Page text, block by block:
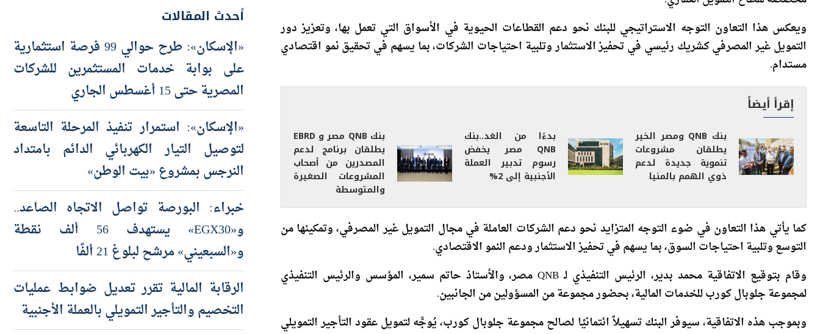
ويعكس هذا التعاون التوجه الاستراتيجي للبنك نحو دعم القطاعات الحيوية في الأسواق التي تعمل بها، وتعزيز دور
التمويل غير المصرفي كشريك رئيسي في تحفيز الاستثمار وتلبية احتياجات الشركات، بما يسهم في تحقيق نمو اقتصادي
مستدام.
إقرأ أيضاً
يطلقان مشروعات
تنموية جديدة لدعم
ذوي الهمم بالمنيا
QNB مصر يخفض
رسوم تدبير العملة
الأجنبية إلى 2%
يطلقان برنامج لدعم
المصدرين من أصحاب
المشروعات الصغيرة
والمتوسطة
كما يأتي هذا التعاون في ضوء التوجه المتزايد نحو دعم الشركات العاملة في مجال التمويل غير المصرفي، وتمكينها من
التوسع وتلبية احتياجات السوق، بما يسهم في تحفيز الاستثمار ودعم النمو الاقتصادي.
وقام بتوقيع الاتفاقية محمد بدير، الرئيس التنفيذي لـ QNB مصر، والأستاذ حاتم سمير، المؤسس والرئيس التنفيذي
لمجموعة جلوبال كورب للخدمات المالية، بحضور مجموعة من المسؤولين من الجانبين.
وبموجب هذه الاتفاقية، سيوفر البنك تسهيلاً ائتمانيًا لصالح مجموعة جلوبال كورب، يُوجَّه لتمويل عقود التأجير التمويلي
والتمويل العقاري، بما يدعم خططها التوسعية ويعزز قدرتها على تقديم حلول تمويلية مرنة ومبتكرة تلبي احتياجات
على بوابة خدمات المستثمرين للشركات
المصرية حتى 15 أغسطس الجاري
«الإسكان»: استمرار تنفيذ المرحلة التاسعة
لتوصيل التيار الكهربائي الدائم بامتداد
النرجس بمشروع «بيت الوطن»
خبراء: البورصة تواصل الاتجاه الصاعد..
و«EGX30» يستهدف 56 ألف نقطة
و«السبعيني» مرشح لبلوغ 21 ألفًا
الرقابة المالية تقرر تعديل ضوابط عمليات
التخصيم والتأجير التمويلي بالعملة الأجنبية